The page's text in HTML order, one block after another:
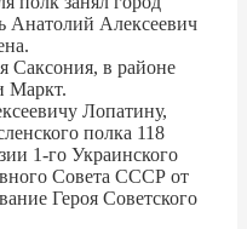
Анатолий Алексеевич
Саксония, в районе
Маркт.
Лопатину,
полка 118
1-го Украинского
Совета СССР от
Героя Советского